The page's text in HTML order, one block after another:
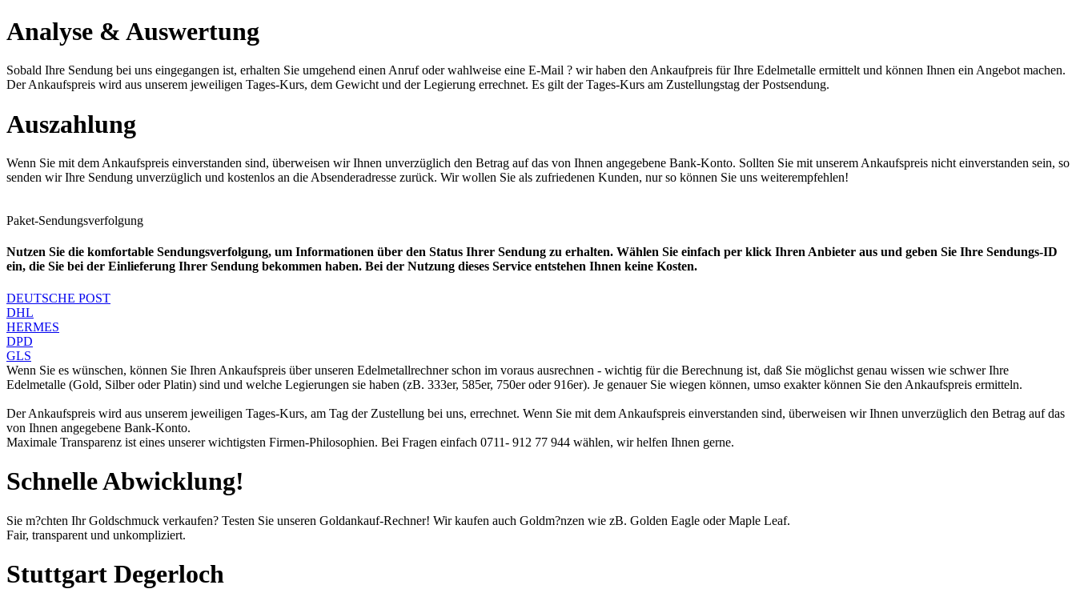
Analyse & Auswertung
Sobald Ihre Sendung bei uns eingegangen ist, erhalten Sie umgehend einen Anruf oder wahlweise eine E-Mail ? wir haben den Ankaufpreis für Ihre Edelmetalle ermittelt und können Ihnen ein Angebot machen.
Der Ankaufspreis wird aus unserem jeweiligen Tages-Kurs, dem Gewicht und der Legierung errechnet. Es gilt der Tages-Kurs am Zustellungstag der Postsendung.
Auszahlung
Wenn Sie mit dem Ankaufspreis einverstanden sind, überweisen wir Ihnen unverzüglich den Betrag auf das von Ihnen angegebene Bank-Konto. Sollten Sie mit unserem Ankaufspreis nicht einverstanden sein, so
senden wir Ihre Sendung unverzüglich und kostenlos an die Absenderadresse zurück. Wir wollen Sie als zufriedenen Kunden, nur so können Sie uns weiterempfehlen!
Paket-Sendungsverfolgung
Nutzen Sie die komfortable Sendungsverfolgung, um Informationen über den Status Ihrer Sendung zu erhalten. Wählen Sie einfach per klick Ihren Anbieter aus und geben Sie Ihre Sendungs-ID
ein, die Sie bei der Einlieferung Ihrer Sendung bekommen haben. Bei der Nutzung dieses Service entstehen Ihnen keine Kosten.
DEUTSCHE POST
DHL
HERMES
DPD
GLS
Wenn Sie es wünschen, können Sie Ihren Ankaufspreis über unseren Edelmetallrechnerschon im voraus ausrechnen - wichtig für die Berechnung ist, daß Sie möglichst genau wissen wie schwer Ihre
Edelmetalle (Gold, Silber oder Platin) sind und welche Legierungen sie haben (zB. 333er, 585er, 750er oder 916er). Je genauer Sie wiegen können, umso exakter können Sie den Ankaufspreis ermitteln.
Der Ankaufspreis wird aus unserem jeweiligen Tages-Kurs, am Tag der Zustellung bei uns, errechnet. Wenn Sie mit dem Ankaufspreis einverstanden sind, überweisen wir Ihnen unverzüglich den Betrag auf das
von Ihnen angegebene Bank-Konto.
Maximale Transparenz ist eines unserer wichtigsten Firmen-Philosophien. Bei Fragen einfach 0711- 912 77 944 wählen, wir helfen Ihnen gerne.
Schnelle Abwicklung!
Sie m?chten Ihr Goldschmuck verkaufen? Testen Sie unseren Goldankauf-Rechner! Wir kaufen auch Goldm?nzen wie zB. Golden Eagle oder Maple Leaf.
Fair, transparent und unkompliziert.
Stuttgart Degerloch